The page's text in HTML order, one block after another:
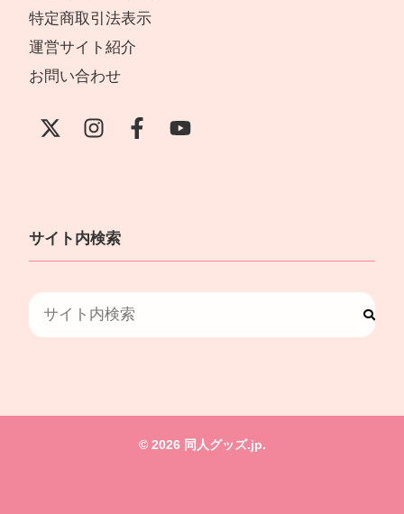
特定商取引法表示
運営サイト紹介
お問い合わせ
サイト内検索
© 2026 同人グッズ.jp.